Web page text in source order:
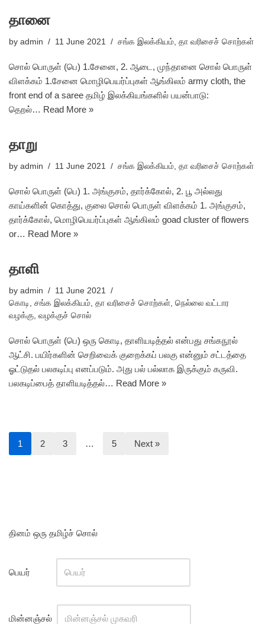
தானை
by admin 11 June 2021 சங்க இலக்கியம் தா வரிசைச் சொற்கள்
சொல் பொருள் (பெ) 1.சேனை, 2. ஆடை, முந்தானை சொல் பொருள்
விளக்கம் 1.சேனை மொழிபெயர்ப்புகள் ஆங்கிலம் army cloth, the
front end of a saree தமிழ் இலக்கியங்களில் பயன்பாடு:
தெறல்… Read More »
தாறு
by admin 11 June 2021 சங்க இலக்கியம் தா வரிசைச் சொற்கள்
சொல் பொருள் (பெ) 1. அங்குசம், தார்க்கோல், 2. பூ அல்லது
காய்களின் கொத்து, குலை சொல் பொருள் விளக்கம் 1. அங்குசம்,
தார்க்கோல், மொழிபெயர்ப்புகள் ஆங்கிலம் goad cluster of flowers
or… Read More »
தாளி
by admin
11 June 2021
கொடி
சங்க இலக்கியம் தா வரிசைச் சொற்கள் நெல்லை வட்டார
வழக்கு வழக்குச் சொல்
சொல் பொருள் (பெ) ஒரு கொடி, தாளியடித்தல் என்பது சங்கநூல்
ஆட்சி. பயிர்களின் செறிவைக் குறைக்கப் பலகு என்னும் சட்டத்தை
ஓட்டுதல் பலகடிப்பு எனப்படும். அது பல் பல்லாக இருக்கும் கருவி.
பலகடிப்பைத் தாளியடித்தல்… Read More »
1 2 3 … 5 Next »
தினம் ஒரு தமிழ்ச் சொல்
பெயர்
மின்னஞ்சல்